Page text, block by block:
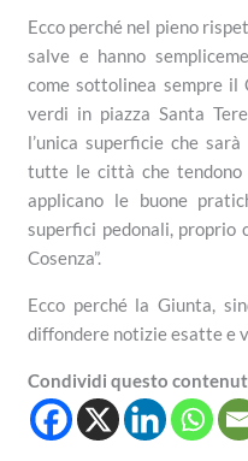
Ecco perché nel pieno
salve e hanno
come sottolinea sempre il
verdi in piazza Santa
l’unica superficie che
tutte le città che tendono
applicano le buone
superfici pedonali, proprio
Cosenza”.
Ecco perché la Giunta,
diffondere notizie esatte e
Condividi questo